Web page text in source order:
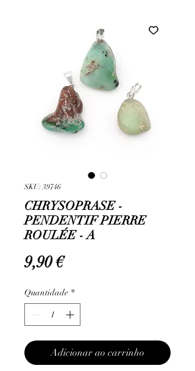
SKU: 39746
CHRYSOPRASE -
PENDENTIF PIERRE
ROULÉE - A
9,90 €Preço
Quantidade *
Adicionar ao carrinho